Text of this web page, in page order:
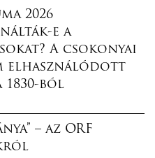
2026
e a
A csokonyai
elhasználódott
ból
– az ORF